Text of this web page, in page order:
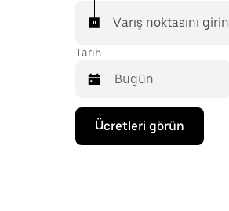
Varış noktasını girin
Tarih
Takvimle
etkileşime
geçmek
Ücretleri görün